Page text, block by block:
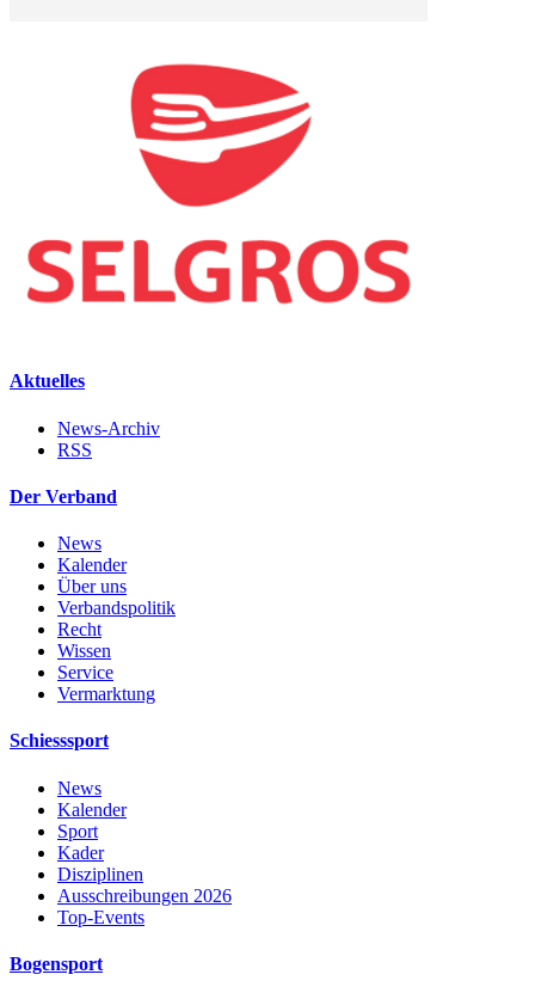
Aktuelles
News-Archiv
RSS
Der Verband
News
Kalender
Über uns
Verbandspolitik
Recht
Wissen
Service
Vermarktung
Schiesssport
News
Kalender
Sport
Kader
Disziplinen
Ausschreibungen 2026
Top-Events
Bogensport